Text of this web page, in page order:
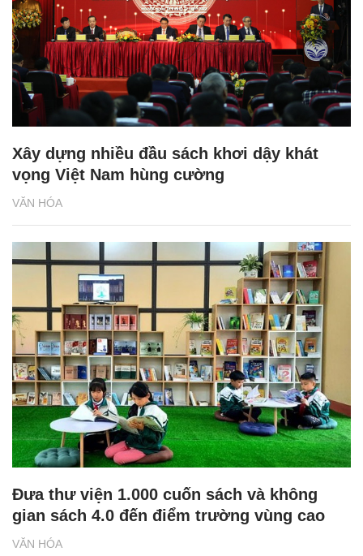
VĂN HÓA
Xây dựng nhiều đầu sách khơi dậy khát
vọng Việt Nam hùng cường
VĂN HÓA
Đưa thư viện 1.000 cuốn sách và không
gian sách 4.0 đến điểm trường vùng cao